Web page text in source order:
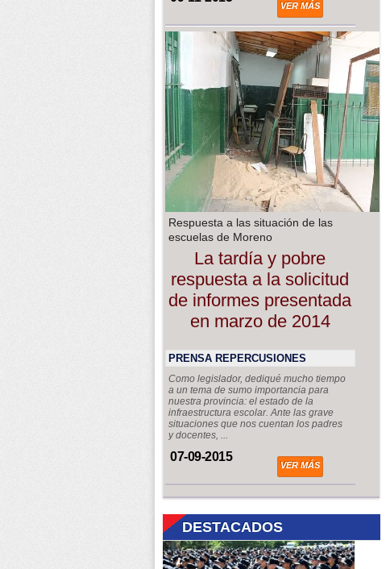
VER MÁS
Respuesta a las situación de las
escuelas de Moreno
La tardía y pobre
respuesta a la solicitud
de informes presentada
en marzo de 2014
PRENSA REPERCUSIONES
Como legislador, dediqué mucho tiempo
a un tema de sumo importancia para
nuestra provincia: el estado de la
infraestructura escolar. Ante las grave
situaciones que nos cuentan los padres
y docentes, ...
07-09-2015
VER MÁS
DESTACADOS